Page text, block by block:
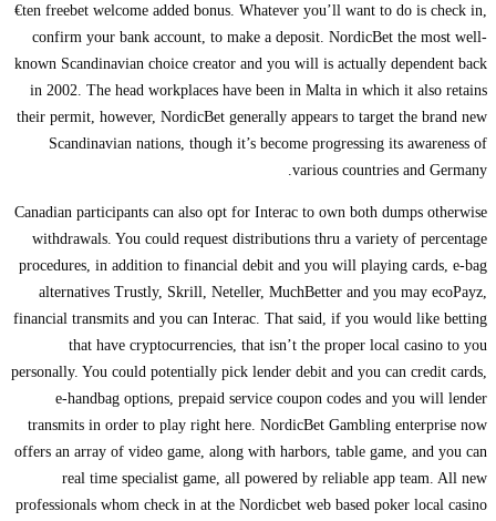
€ten freebet welcome added bonus. Whatever you’ll want to do is check in,
confirm your bank account, to make a deposit. NordicBet the most well-
known Scandinavian choice creator and you will is actually dependent back
in 2002. The head workplaces have been in Malta in which it also retains
their permit, however, NordicBet generally appears to target the brand new
Scandinavian nations, though it’s become progressing its awareness of
various countries and Germany.
Canadian participants can also opt for Interac to own both dumps otherwise
withdrawals. You could request distributions thru a variety of percentage
procedures, in addition to financial debit and you will playing cards, e-bag
alternatives Trustly, Skrill, Neteller, MuchBetter and you may ecoPayz,
financial transmits and you can Interac. That said, if you would like betting
that have cryptocurrencies, that isn’t the proper local casino to you
personally. You could potentially pick lender debit and you can credit cards,
e-handbag options, prepaid service coupon codes and you will lender
transmits in order to play right here. NordicBet Gambling enterprise now
offers an array of video game, along with harbors, table game, and you can
real time specialist game, all powered by reliable app team. All new
professionals whom check in at the Nordicbet web based poker local casino